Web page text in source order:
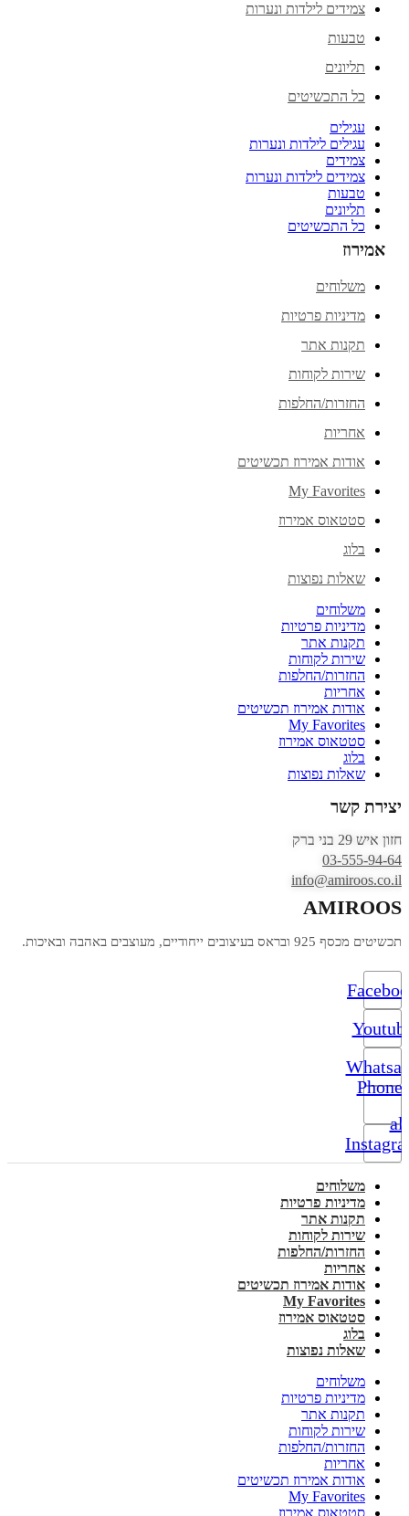
צמידים לילדות ונערות
טבעות
תליונים
כל התכשיטים
עגילים
עגילים לילדות ונערות
צמידים
צמידים לילדות ונערות
טבעות
תליונים
כל התכשיטים
אמירוז
משלוחים
מדיניות פרטיות
תקנות אתר
שירות לקוחות
החזרות/החלפות
אחריות
אודות אמירוז תכשיטים
My Favorites
סטטאוס אמירוז
בלוג
שאלות נפוצות
משלוחים
מדיניות פרטיות
תקנות אתר
שירות לקוחות
החזרות/החלפות
אחריות
אודות אמירוז תכשיטים
My Favorites
סטטאוס אמירוז
בלוג
שאלות נפוצות
יצירת קשר
חזון איש 29 בני ברק
03-555-94-64
info@amiroos.co.il
AMIROOS
תכשיטים מכסף 925 ובראס בעיצובים ייחודיים, מעוצבים באהבה ובאיכות.
Phone-
alt
משלוחים
מדיניות פרטיות
תקנות אתר
שירות לקוחות
החזרות/החלפות
אחריות
אודות אמירוז תכשיטים
My Favorites
סטטאוס אמירוז
בלוג
שאלות נפוצות
משלוחים
מדיניות פרטיות
תקנות אתר
שירות לקוחות
החזרות/החלפות
אחריות
אודות אמירוז תכשיטים
My Favorites